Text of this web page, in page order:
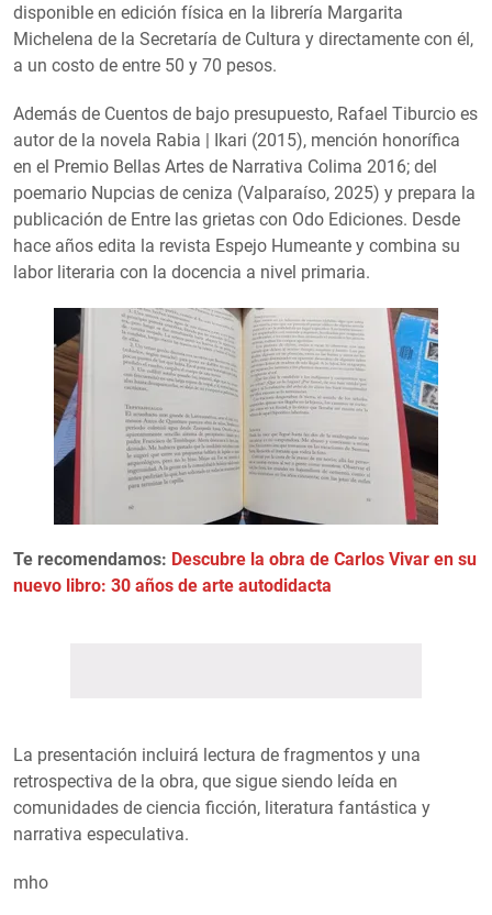
disponible en edición física en la librería Margarita
Michelena de la Secretaría de Cultura y directamente con él,
a un costo de entre 50 y 70 pesos.
Además de Cuentos de bajo presupuesto, Rafael Tiburcio es
autor de la novela Rabia | Ikari (2015), mención honorífica
en el Premio Bellas Artes de Narrativa Colima 2016; del
poemario Nupcias de ceniza (Valparaíso, 2025) y prepara la
publicación de Entre las grietas con Odo Ediciones. Desde
hace años edita la revista Espejo Humeante y combina su
labor literaria con la docencia a nivel primaria.
Te recomendamos: Descubre la obra de Carlos Vivar en su
nuevo libro: 30 años de arte autodidacta
La presentación incluirá lectura de fragmentos y una
retrospectiva de la obra, que sigue siendo leída en
comunidades de ciencia ficción, literatura fantástica y
narrativa especulativa.
mho